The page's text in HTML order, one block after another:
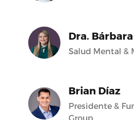
Dra.
Salud Mental &
Brian Díaz
Presidente &
Group